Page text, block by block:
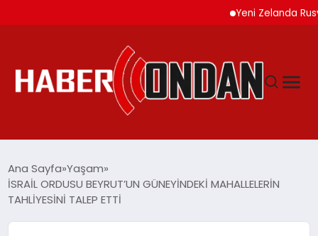
Yeni Zelanda
SIYASET
Ana Sayfa Yaşam
İSRAİL ORDUSU BEYRUT’UN GÜNEYİNDEKİ MAHALLELERİN
TAHLİYESİNİ TALEP ETTİ